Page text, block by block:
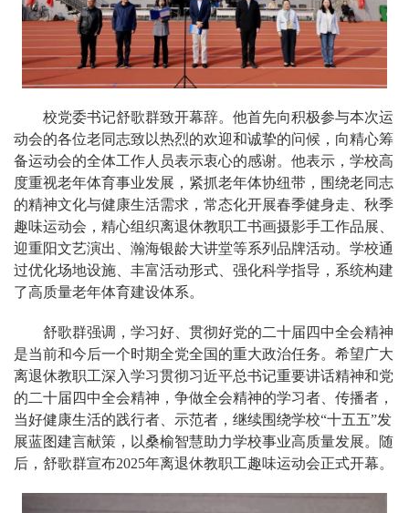
校党委书记舒歌群致开幕辞。他首先向积极参与本次运
动会的各位老同志致以热烈的欢迎和诚挚的问候，向精心筹
备运动会的全体工作人员表示衷心的感谢。他表示，学校高
度重视老年体育事业发展，紧抓老年体协纽带，围绕老同志
的精神文化与健康生活需求，常态化开展春季健身走、秋季
趣味运动会，精心组织离退休教职工书画摄影手工作品展、
迎重阳文艺演出、瀚海银龄大讲堂等系列品牌活动。学校通
过优化场地设施、丰富活动形式、强化科学指导，系统构建
了高质量老年体育建设体系。
舒歌群强调，学习好、贯彻好党的二十届四中全会精神
是当前和今后一个时期全党全国的重大政治任务。希望广大
离退休教职工深入学习贯彻习近平总书记重要讲话精神和党
的二十届四中全会精神，争做全会精神的学习者、传播者，
当好健康生活的践行者、示范者，继续围绕学校“十五五”发
展蓝图建言献策，以桑榆智慧助力学校事业高质量发展。随
后，舒歌群宣布2025年离退休教职工趣味运动会正式开幕。